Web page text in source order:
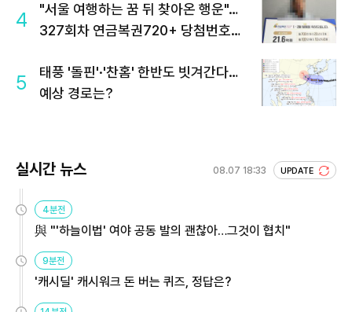
4
"서울 여행하는 꿈 뒤 찾아온 행운"…
327회차 연금복권720+ 당첨번호조
5
태풍 '돌핀'·'찬홈' 한반도 빗겨간다…
예상 경로는?
실시간 뉴스 08.07 18:33 UPDATE
4분전
與 "'하늘이법' 여야 공동 발의 괜찮아…그것이 협치"
9분전
'캐시딜' 캐시워크 돈 버는 퀴즈, 정답은?